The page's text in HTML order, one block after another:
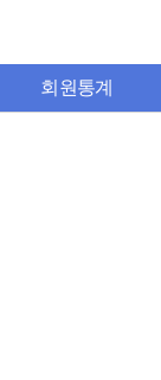
회원통계